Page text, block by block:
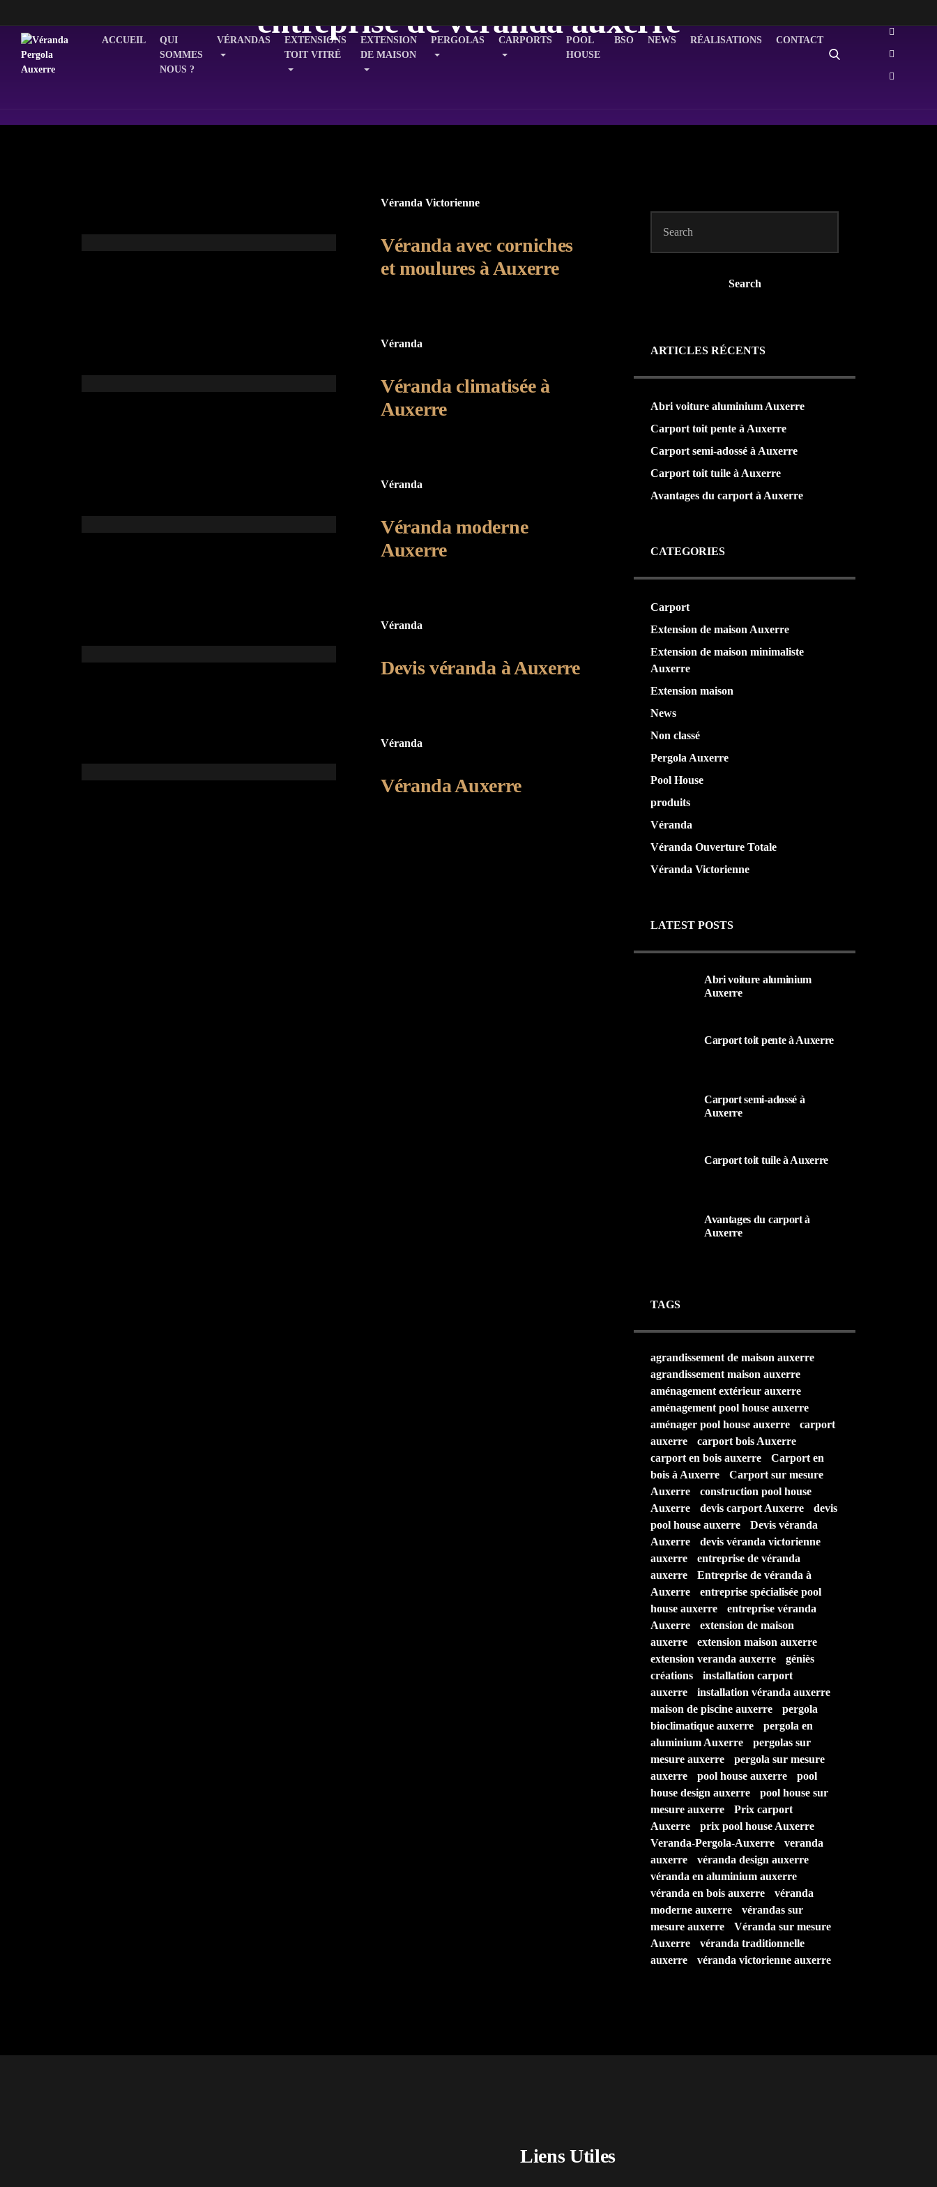
ACCUEIL
QUI
SOMMES
NOUS ?
VÉRANDAS
EXTENSIONS
TOIT VITRÉ
EXTENSION
DE MAISON
PERGOLAS CARPORTS
POOL
HOUSE
BSO NEWS RÉALISATIONS CONTACT
entreprise de véranda auxerre
Véranda Victorienne
Véranda avec corniches
et moulures à Auxerre
Véranda
Véranda climatisée à
Auxerre
Véranda
Véranda moderne
Auxerre
Véranda
Devis véranda à Auxerre
Véranda
Véranda Auxerre
Search
ARTICLES RÉCENTS
Abri voiture aluminium Auxerre
Carport toit pente à Auxerre
Carport semi-adossé à Auxerre
Carport toit tuile à Auxerre
Avantages du carport à Auxerre
CATEGORIES
Carport
Extension de maison Auxerre
Extension de maison minimaliste
Auxerre
Extension maison
News
Non classé
Pergola Auxerre
Pool House
produits
Véranda
Véranda Ouverture Totale
Véranda Victorienne
LATEST POSTS
Abri voiture aluminium
Auxerre
Carport toit pente à Auxerre
Carport semi-adossé à
Auxerre
Carport toit tuile à Auxerre
Avantages du carport à
Auxerre
TAGS
agrandissement de maison auxerre
agrandissement maison auxerre
aménagement extérieur auxerre
aménagement pool house auxerre
aménager pool house auxerre
carport
auxerre
carport bois Auxerre
carport en bois auxerre
Carport en
bois à Auxerre
Carport sur mesure
Auxerre
construction pool house
Auxerre
devis carport Auxerre
devis
pool house auxerre
Devis véranda
Auxerre
devis véranda victorienne
auxerre
entreprise de véranda
auxerre
Entreprise de véranda à
Auxerre
entreprise spécialisée pool
house auxerre
entreprise véranda
Auxerre
extension de maison
auxerre
extension maison auxerre
extension veranda auxerre
géniès
créations
installation carport
auxerre
installation véranda auxerre
maison de piscine auxerre
pergola
bioclimatique auxerre
pergola en
aluminium Auxerre
pergolas sur
mesure auxerre
pergola sur mesure
auxerre
pool house auxerre
pool
house design auxerre
pool house sur
mesure auxerre
Prix carport
Auxerre
prix pool house Auxerre
Veranda-Pergola-Auxerre
veranda
auxerre
véranda design auxerre
véranda en aluminium auxerre
véranda en bois auxerre
véranda
moderne auxerre
vérandas sur
mesure auxerre
Véranda sur mesure
Auxerre
véranda traditionnelle
auxerre
véranda victorienne auxerre
Liens Utiles